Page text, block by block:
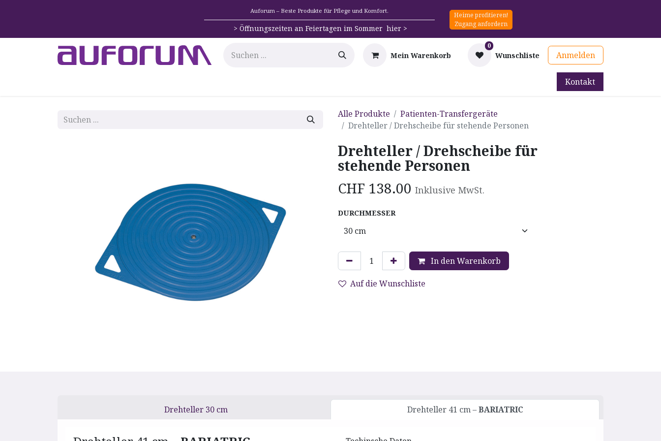
Auforum – Beste Produkte für Pflege und Komfort.
> Öffnungszeiten an Feiertagen im Sommer hier >
Heime profitieren!
Zugang anfordern
Mein Warenkorb
0
Wunschliste Anmelden
Mieten
Kontakt
Alle Produkte
Patienten-Transfergeräte
Drehteller / Drehscheibe für stehende Personen
Drehteller / Drehscheibe für
stehende Personen
CHF 138.00 Inklusive MwSt.
DURCHMESSER
In den Warenkorb
Auf die Wunschliste
Drehteller 30 cm Drehteller 41 cm –BARIATRIC